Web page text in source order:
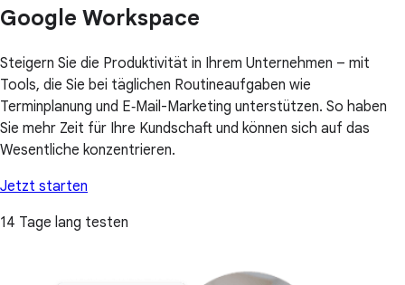
Google Workspace
Steigern Sie die Produktivität in Ihrem Unternehmen – mit
Tools, die Sie bei täglichen Routineaufgaben wie
Terminplanung und E‑Mail-Marketing unterstützen. So haben
Sie mehr Zeit für Ihre Kundschaft und können sich auf das
Wesentliche konzentrieren.
Jetzt starten
14 Tage lang testen